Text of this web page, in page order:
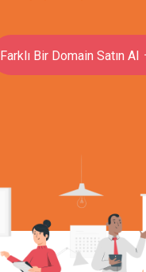
Farklı Bir Domain Satın Al